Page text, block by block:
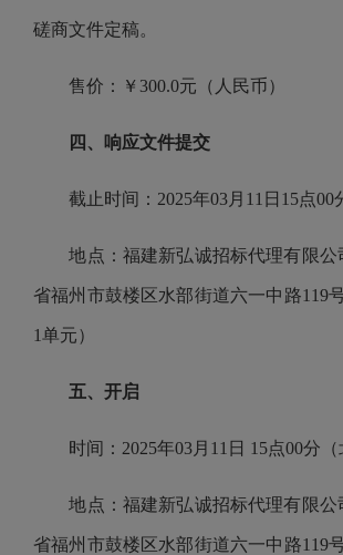
磋商文件定稿。
售价：￥300.0元（人民币）
四、响应文件提交
截止时间：2025年03月11日15点00
地点：福建新弘诚招标代理有限公
省福州市鼓楼区水部街道六一中路119
1单元）
五、开启
时间：2025年03月11日 15点00分（
地点：福建新弘诚招标代理有限公
省福州市鼓楼区水部街道六一中路119